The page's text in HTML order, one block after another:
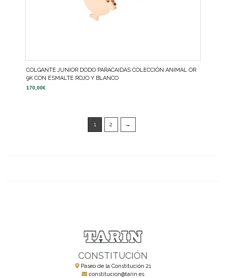
COLGANTE JUNIOR DODO PARACAIDAS COLECCIÓN ANIMAL OR
9K CON ESMALTE ROJO Y BLANCO
170,00€
1 2 →
CONSTITUCIÓN
Paseo de la Constitución 21
constitucion@tarin.es